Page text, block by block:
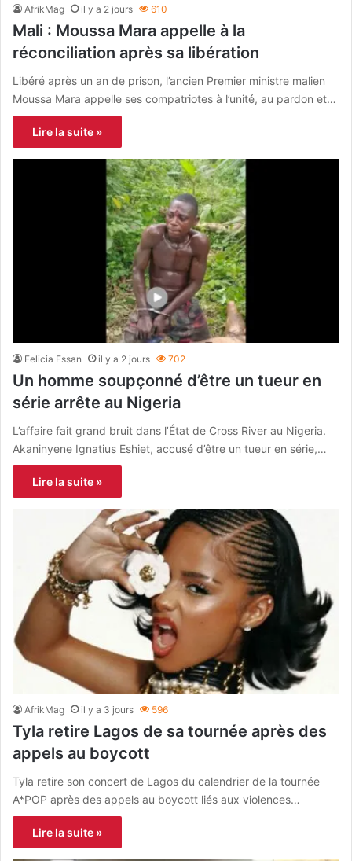
AfrikMag il y a 2 jours 610
Mali : Moussa Mara appelle à la
réconciliation après sa libération
Libéré après un an de prison, l’ancien Premier ministre malien
Moussa Mara appelle ses compatriotes à l’unité, au pardon et…
Lire la suite »
Felicia Essan il y a 2 jours 702
Un homme soupçonné d’être un tueur en
série arrête au Nigeria
L’affaire fait grand bruit dans l’État de Cross River au Nigeria.
Akaninyene Ignatius Eshiet, accusé d’être un tueur en série,…
Lire la suite »
AfrikMag il y a 3 jours 596
Tyla retire Lagos de sa tournée après des
appels au boycott
Tyla retire son concert de Lagos du calendrier de la tournée
A*POP après des appels au boycott liés aux violences…
Lire la suite »